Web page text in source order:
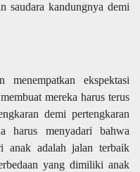
saudara kandungnya demi
menempatkan ekspektasi
mereka harus terus
demi pertengkaran
harus menyadari bahwa
anak adalah jalan terbaik
yang dimiliki anak